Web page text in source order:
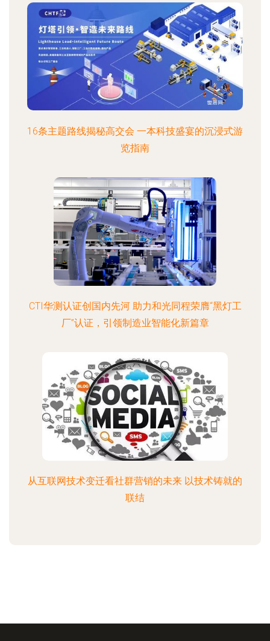
16条主题路线揭秘高交会 一本科技盛宴的沉浸式游
览指南
CTI华测认证创国内先河 助力和光同程荣膺“黑灯工
厂”认证，引领制造业智能化新篇章
从互联网技术变迁看社群营销的未来 以技术铸就的
联结